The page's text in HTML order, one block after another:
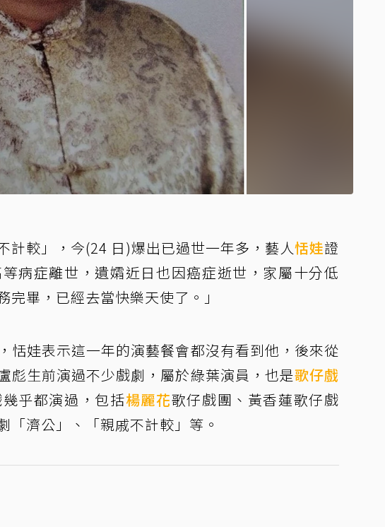
計較」，今(24 日)爆出已過世一年多，藝人恬娃證
病症離世，遺孀近日也因癌症逝世，家屬十分低
畢，已經去當快樂天使了。」
恬娃表示這一年的演藝餐會都沒有看到他，後來從
彪生前演過不少戲劇，屬於綠葉演員，也是歌仔戲
乎都演過，包括楊麗花歌仔戲團、黃香蓮歌仔戲
「濟公」、「親戚不計較」等。